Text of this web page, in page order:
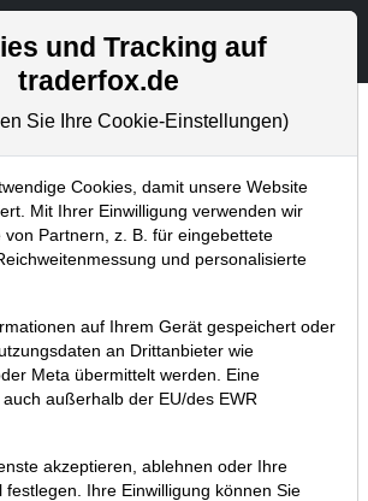
Aktien- und Artikelsuche
(KGV18e von 5,5)
den Megatrend
Fahren"
Uhr | TraderFox GmbH
und Tracking auf
traderfox.de
Sie Ihre Cookie-Einstellungen)
Cookies, damit unsere Website
Mit Ihrer Einwilligung verwenden wir
Partnern, z. B. für eingebettete
und personalisierte
auf Ihrem Gerät gespeichert oder
an Drittanbieter wie
Meta übermittelt werden. Eine
außerhalb der EU/des EWR
akzeptieren, ablehnen oder Ihre
festlegen. Ihre Einwilligung können Sie